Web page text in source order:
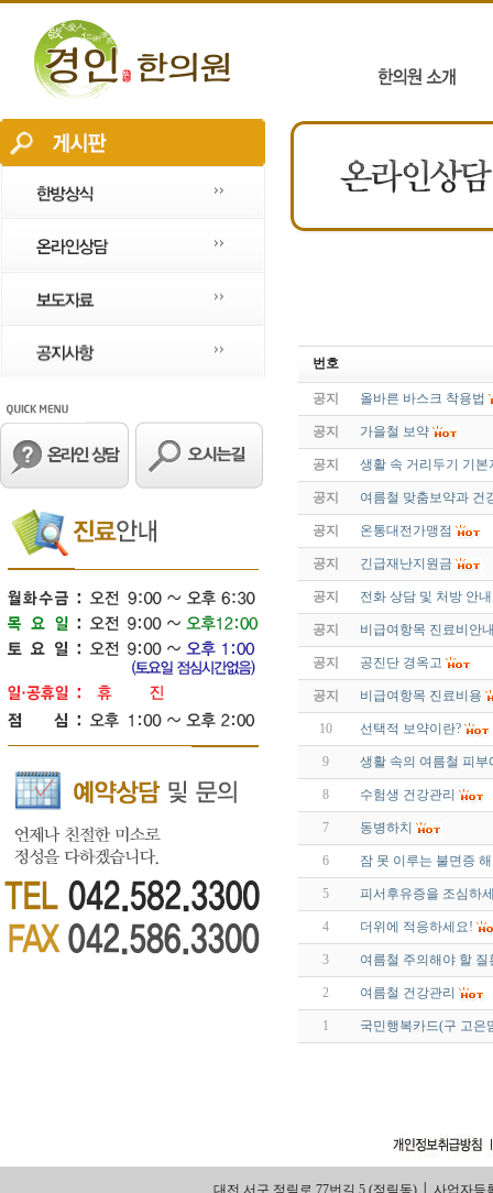
번호
공지 올바른 바스크 착용법
공지 가을철 보약
공지 생활 속 거리두기 기본
공지 여름철 맞춤보약과 건
공지 온통대전가맹점
공지 긴급재난지원금
공지 전화 상담 및 처방 안내
공지 비급여항목 진료비안
공지 공진단 경옥고
공지 비급여항목 진료비용
10 선택적 보약이란?
9 생활 속의 여름철 피부
8 수험생 건강관리
7 동병하치
6 잠 못 이루는 불면증
5 피서후유증을 조심하
4 더위에 적응하세요!
3 여름철 주의해야 할 질
2 여름철 건강관리
1 국민행복카드(구 고은
대전 서구 정림로 77번길 5 (정림동) │ 사업자등